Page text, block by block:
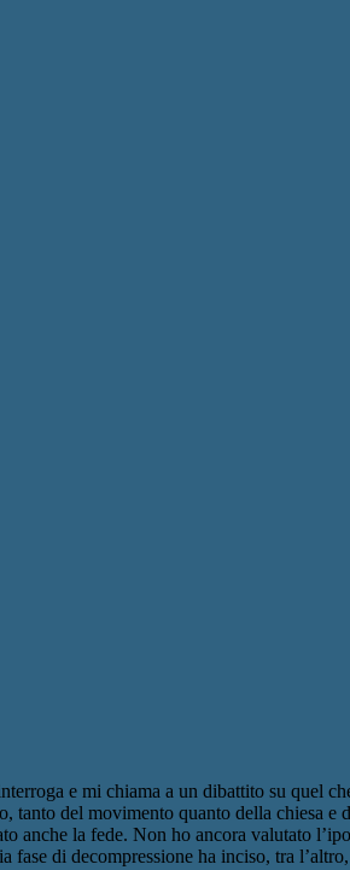
e mi chiama a un dibattito su quel
tanto del movimento quanto della chiesa
anche la fede. Non ho ancora valutato
di decompressione ha inciso, tra